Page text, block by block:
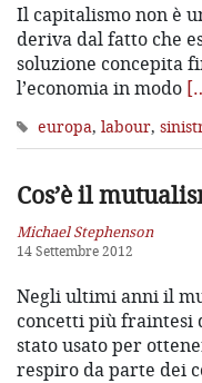
Il capitalismo non è
deriva dal fatto che
soluzione concepita
l’economia in modo
europa, labour,
Cos’è il
Michael Stephenson
14 Settembre 2012
Negli ultimi anni il
concetti più fraintesi
stato usato per
respiro da parte dei